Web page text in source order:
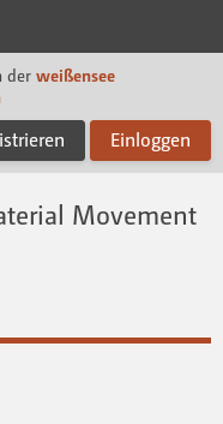
der weißensee
Einloggen
Movement